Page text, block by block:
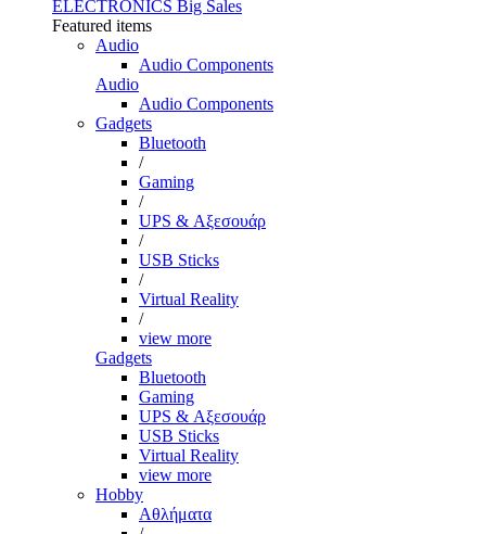
ELECTRONICS Big Sales
Featured items
Audio
Audio Components
Audio
Audio Components
Gadgets
Bluetooth
/
Gaming
/
UPS & Αξεσουάρ
/
USB Sticks
/
Virtual Reality
/
view more
Gadgets
Bluetooth
Gaming
UPS & Αξεσουάρ
USB Sticks
Virtual Reality
view more
Hobby
Αθλήματα